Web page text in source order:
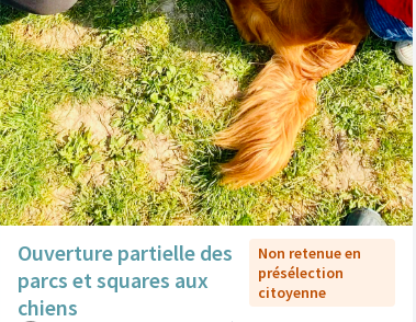
Ouverture partielle des
parcs et squares aux
chiens
Non retenue en
présélection
citoyenne